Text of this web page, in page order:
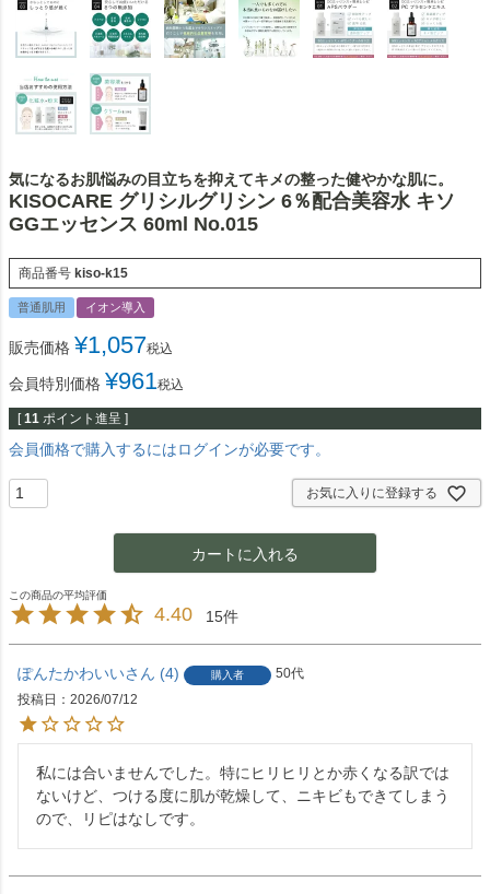
気になるお肌悩みの目立ちを抑えてキメの整った健やかな肌に。
KISOCARE グリシルグリシン 6％配合美容水 キソ
GGエッセンス 60ml No.015
商品番号 kiso-k15
普通肌用 イオン導入
販売価格 ¥1,057税込
会員特別価格 ¥961税込
[ 11 ポイント進呈 ]
会員価格で購入するにはログインが必要です。
お気に入りに登録する
カートに入れる
4.40 15
ぽんたかわいい 4 購入者
50代
投稿日
2026/07/12
私には合いませんでした。特にヒリヒリとか赤くなる訳では
ないけど、つける度に肌が乾燥して、ニキビもできてしまう
ので、リピはなしです。